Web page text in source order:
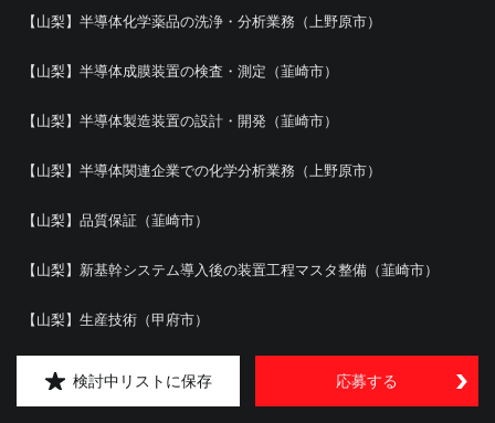
【山梨】半導体化学薬品の洗浄・分析業務（上野原市）
【山梨】半導体成膜装置の検査・測定（韮崎市）
【山梨】半導体製造装置の設計・開発（韮崎市）
【山梨】半導体関連企業での化学分析業務（上野原市）
【山梨】品質保証（韮崎市）
【山梨】新基幹システム導入後の装置工程マスタ整備（韮崎市）
【山梨】生産技術（甲府市）
【山梨】組込みソフトウェア
検討中リストに保存 応募する